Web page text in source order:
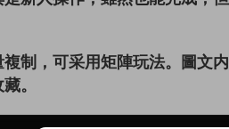
制，可采用矩陣玩法。圖文
。